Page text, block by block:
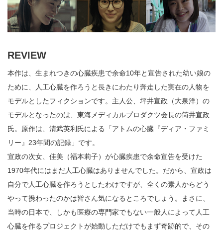
REVIEW
本作は、生まれつきの心臓疾患で余命10年と宣告された幼い娘の
ために、人工心臓を作ろうと長きにわたり奔走した実在の人物を
モデルとしたフィクションです。主人公、坪井宣政（大泉洋）の
モデルとなったのは、東海メディカルプロダクツ会長の筒井宣政
氏。原作は、清武英利氏による「アトムの心臓『ディア・ファミ
リー』23年間の記録」です。
宣政の次女、佳美（福本莉子）が心臓疾患で余命宣告を受けた
1970年代にはまだ人工心臓はありませんでした。だから、宣政は
自分で人工心臓を作ろうとしたわけですが、全くの素人からどう
やって携わったのかは皆さん気になるところでしょう。まさに、
当時の日本で、しかも医療の専門家でもない一般人によって人工
心臓を作るプロジェクトが始動しただけでもまず奇跡的で、その